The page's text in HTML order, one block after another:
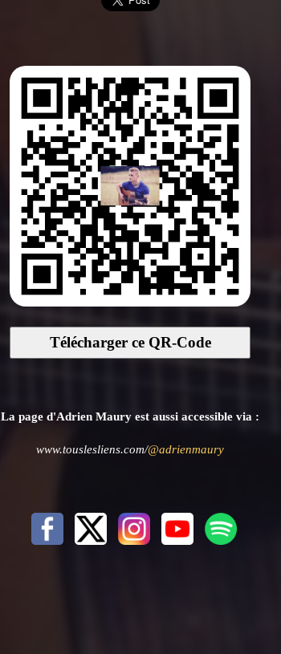
Télécharger ce QR-Code
La page d'Adrien Maury est aussi accessible via :
www.touslesliens.com/@adrienmaury